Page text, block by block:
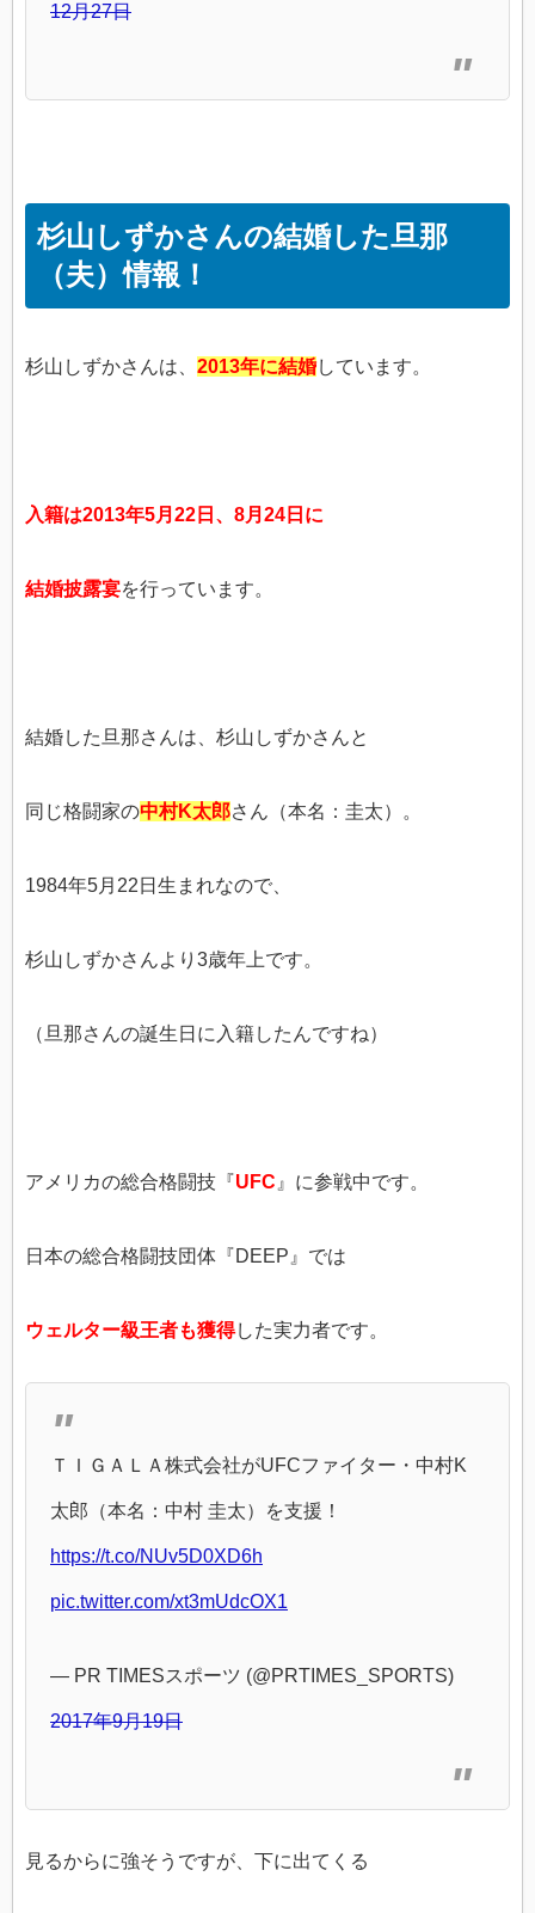
12月27日
杉山しずかさんの結婚した旦那
（夫）情報！
杉山しずかさんは、 2013年に結婚しています。
入籍は2013年5月22日、8月24日に
結婚披露宴を行っています。
結婚した旦那さんは、杉山しずかさんと
同じ格闘家の中村K太郎さん（本名：圭太）。
1984年5月22日生まれなので、
杉山しずかさんより3歳年上です。
（旦那さんの誕生日に入籍したんですね）
アメリカの総合格闘技『UFC』に参戦中です。
日本の総合格闘技団体『DEEP』では
ウェルター級王者も獲得した実力者です。
ＴＩＧＡＬＡ株式会社がUFCファイター・中村K
太郎（本名：中村 圭太）を支援！
https://t.co/NUv5D0XD6h
pic.twitter.com/xt3mUdcOX1
— PR TIMESスポーツ (@PRTIMES_SPORTS)
2017年9月19日
見るからに強そうですが、下に出てくる